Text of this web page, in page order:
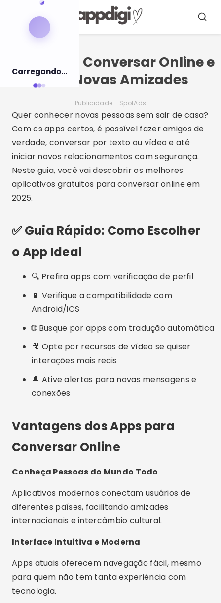
Carregando...
Apps para Conversar Online e
Fazer Novas Amizades
Publicidade - SpotAds
Quer conhecer novas pessoas sem sair de casa?
Com os apps certos, é possível fazer amigos de
verdade, conversar por texto ou vídeo e até
iniciar novos relacionamentos com segurança.
Neste guia, você vai descobrir os melhores
aplicativos gratuitos para conversar online em
2025.
✅ Guia Rápido: Como Escolher
o App Ideal
🔍 Prefira apps com verificação de perfil
📱 Verifique a compatibilidade com
Android/iOS
🌐 Busque por apps com tradução automática
🎥 Opte por recursos de vídeo se quiser
interações mais reais
🔔 Ative alertas para novas mensagens e
conexões
Vantagens dos Apps para
Conversar Online
Conheça Pessoas do Mundo Todo
Aplicativos modernos conectam usuários de
diferentes países, facilitando amizades
internacionais e intercâmbio cultural.
Interface Intuitiva e Moderna
Apps atuais oferecem navegação fácil, mesmo
para quem não tem tanta experiência com
tecnologia.